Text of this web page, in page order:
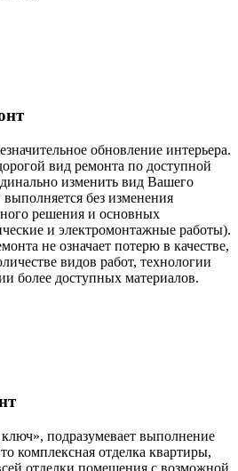
обновление интерьера.
вид ремонта по доступной
изменить вид Вашего
без изменения
решения и основных
и электромонтажные работы).
не означает потерю в качестве,
видов работ, технологии
более доступных материалов.
подразумевает выполнение
комплексная отделка квартиры,
отделки помещения с возможной